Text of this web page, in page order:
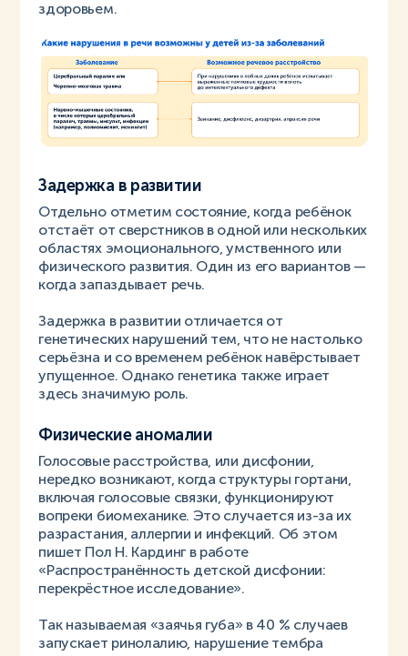
здоровьем.
Задержка в развитии
Отдельно отметим состояние, когда ребёнок
отстаёт от сверстников в одной или нескольких
областях эмоционального, умственного или
физического развития. Один из его вариантов —
когда запаздывает речь.
Задержка в развитии отличается от
генетических нарушений тем, что не настолько
серьёзна и со временем ребёнок навёрстывает
упущенное. Однако генетика также играет
здесь значимую роль.
Физические аномалии
Голосовые расстройства, или дисфонии,
нередко возникают, когда структуры гортани,
включая голосовые связки, функционируют
вопреки биомеханике. Это случается из-за их
разрастания, аллергии и инфекций. Об этом
пишет Пол Н. Кардинг в работе
«Распространённость детской дисфонии:
перекрёстное исследование».
Так называемая «заячья губа» в 40 % случаев
запускает ринолалию, нарушение тембра